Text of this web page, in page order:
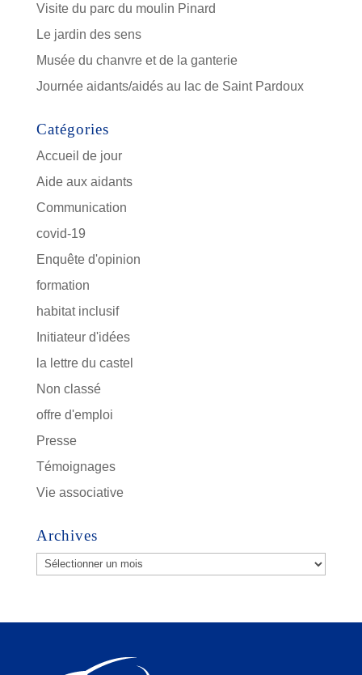
Visite du parc du moulin Pinard
Le jardin des sens
Musée du chanvre et de la ganterie
Journée aidants/aidés au lac de Saint Pardoux
Catégories
Accueil de jour
Aide aux aidants
Communication
covid-19
Enquête d'opinion
formation
habitat inclusif
Initiateur d'idées
la lettre du castel
Non classé
offre d'emploi
Presse
Témoignages
Vie associative
Archives
Archives